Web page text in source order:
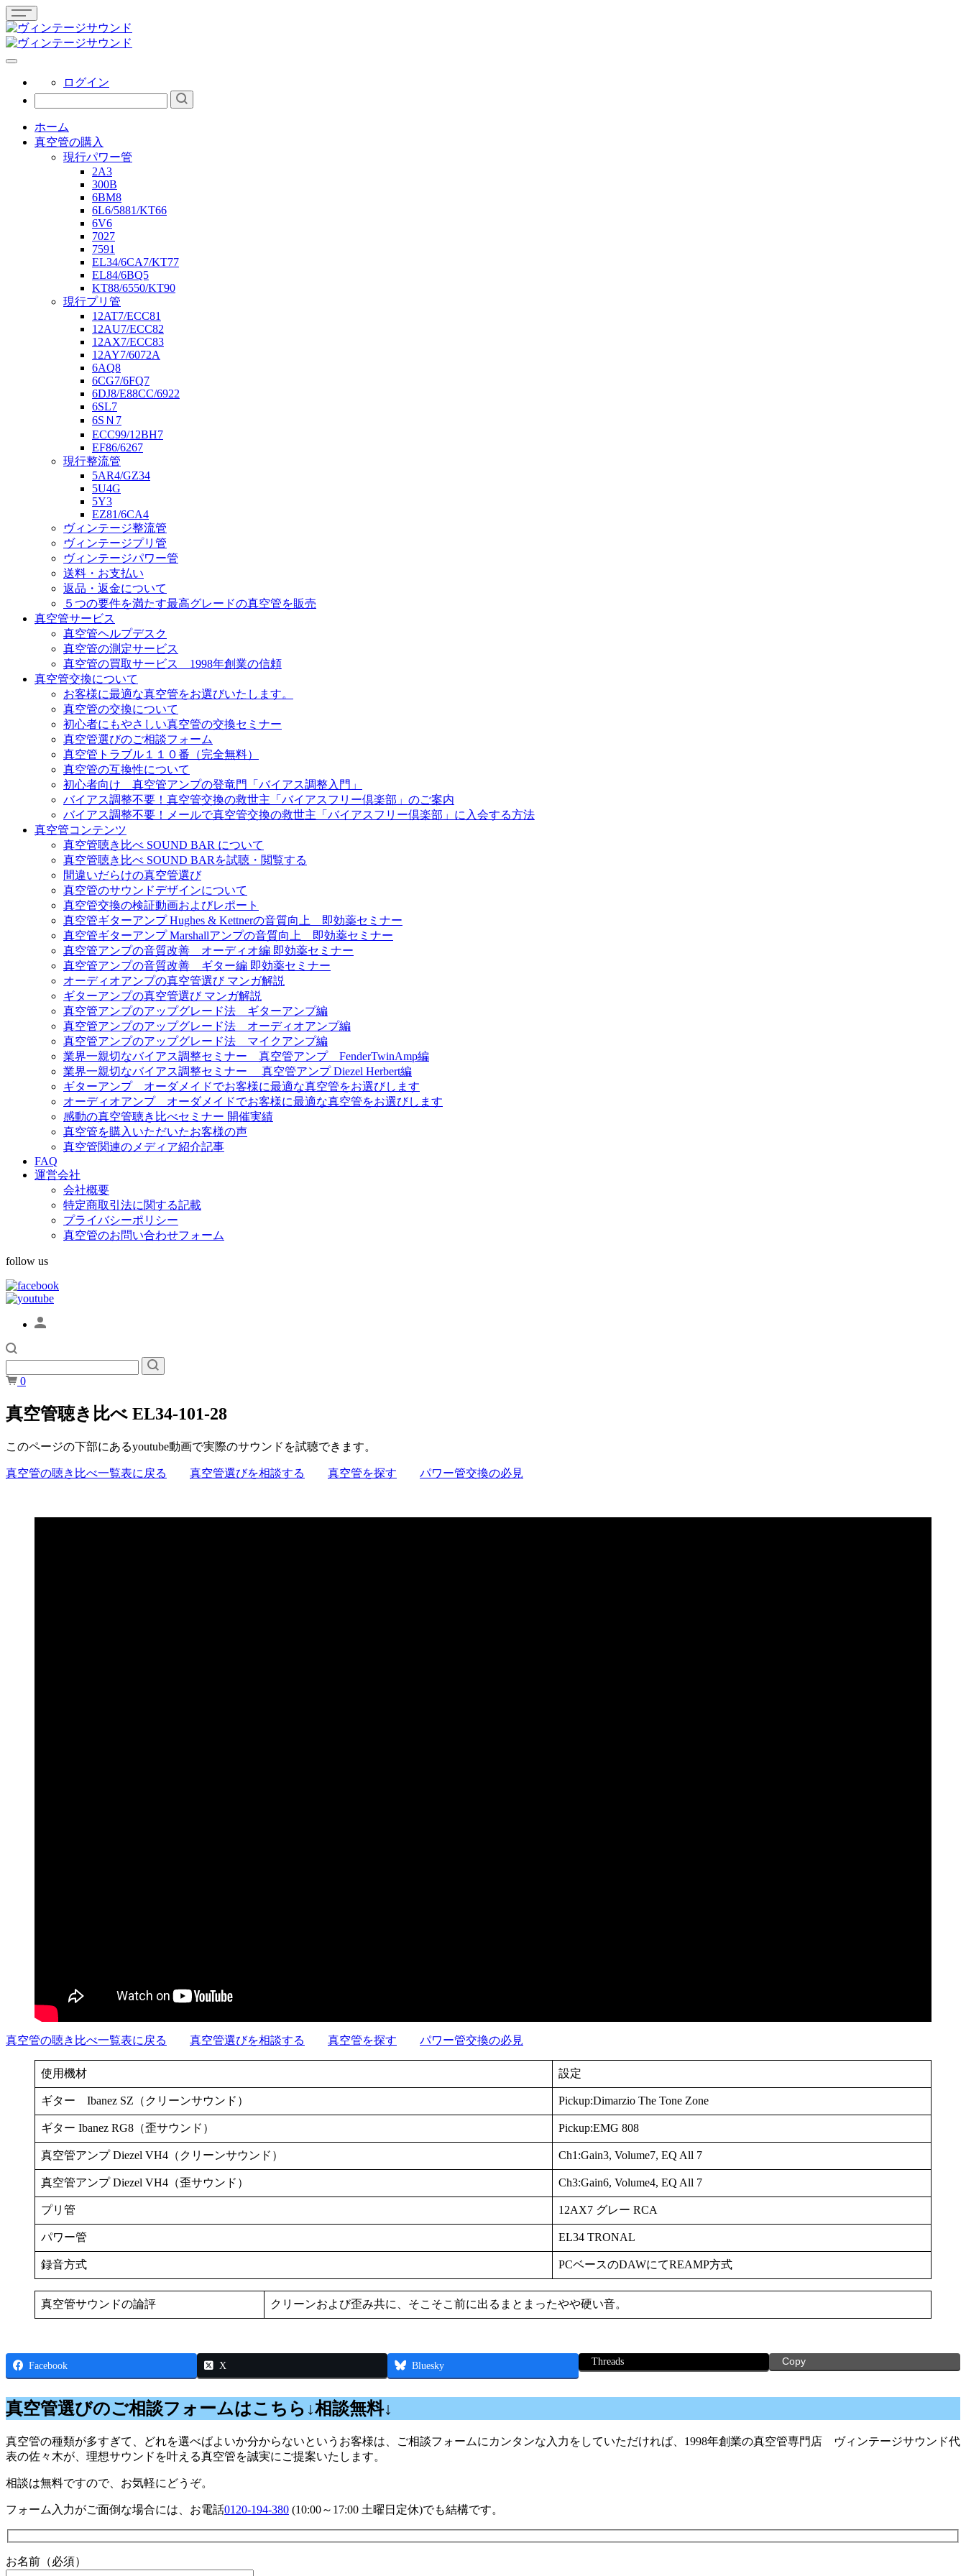
ログイン
ホーム
真空管の購入
現行パワー管
2A3
300B
6BM8
6L6/5881/KT66
6V6
7027
7591
EL34/6CA7/KT77
EL84/6BQ5
KT88/6550/KT90
現行プリ管
12AT7/ECC81
12AU7/ECC82
12AX7/ECC83
12AY7/6072A
6AQ8
6CG7/6FQ7
6DJ8/E88CC/6922
6SL7
6SＮ7
ECC99/12BH7
EF86/6267
現行整流管
5AR4/GZ34
5U4G
5Y3
EZ81/6CA4
ヴィンテージ整流管
ヴィンテージプリ管
ヴィンテージパワー管
送料・お支払い
返品・返金について
５つの要件を満たす最高グレードの真空管を販売
真空管サービス
真空管ヘルプデスク
真空管の測定サービス
真空管の買取サービス 1998年創業の信頼
真空管交換について
お客様に最適な真空管をお選びいたします。
真空管の交換について
初心者にもやさしい真空管の交換セミナー
真空管選びのご相談フォーム
真空管トラブル１１０番（完全無料）
真空管の互換性について
初心者向け 真空管アンプの登竜門「バイアス調整入門」
バイアス調整不要！真空管交換の救世主「バイアスフリー倶楽部」のご案内
バイアス調整不要！メールで真空管交換の救世主「バイアスフリー倶楽部」に入会する方法
真空管コンテンツ
真空管聴き比べ SOUND BAR について
真空管聴き比べ SOUND BARを試聴・閲覧する
間違いだらけの真空管選び
真空管のサウンドデザインについて
真空管交換の検証動画およびレポート
真空管ギターアンプ Hughes & Kettnerの音質向上 即効薬セミナー
真空管ギターアンプ Marshallアンプの音質向上 即効薬セミナー
真空管アンプの音質改善 オーディオ編 即効薬セミナー
真空管アンプの音質改善 ギター編 即効薬セミナー
オーディオアンプの真空管選び マンガ解説
ギターアンプの真空管選び マンガ解説
真空管アンプのアップグレード法 ギターアンプ編
真空管アンプのアップグレード法 オーディオアンプ編
真空管アンプのアップグレード法 マイクアンプ編
業界一親切なバイアス調整セミナー 真空管アンプ FenderTwinAmp編
業界一親切なバイアス調整セミナー 真空管アンプ Diezel Herbert編
ギターアンプ オーダメイドでお客様に最適な真空管をお選びします
オーディオアンプ オーダメイドでお客様に最適な真空管をお選びします
感動の真空管聴き比べセミナー 開催実績
真空管を購入いただいたお客様の声
真空管関連のメディア紹介記事
FAQ
運営会社
会社概要
特定商取引法に関する記載
プライバシーポリシー
真空管のお問い合わせフォーム
follow us
0
真空管聴き比べ EL34-101-28
このページの下部にあるyoutube動画で実際のサウンドを試聴できます。
真空管の聴き比べ一覧表に戻る 真空管選びを相談する 真空管を探す パワー管交換の必見
真空管の聴き比べ一覧表に戻る 真空管選びを相談する 真空管を探す パワー管交換の必見
使用機材 設定
ギター Ibanez SZ（クリーンサウンド） Pickup:Dimarzio The Tone Zone
ギター Ibanez RG8（歪サウンド） Pickup:EMG 808
真空管アンプ Diezel VH4（クリーンサウンド） Ch1:Gain3, Volume7, EQ All 7
真空管アンプ Diezel VH4（歪サウンド） Ch3:Gain6, Volume4, EQ All 7
プリ管 12AX7 グレー RCA
パワー管 EL34 TRONAL
録音方式 PCベースのDAWにてREAMP方式
真空管サウンドの論評 クリーンおよび歪み共に、そこそこ前に出るまとまったやや硬い音。
Facebook X Bluesky Threads Copy
真空管選びのご相談フォームはこちら↓相談無料↓
真空管の種類が多すぎて、どれを選べばよいか分からないというお客様は、ご相談フォームにカンタンな入力をしていただければ、1998年創業の真空管専門店 ヴィンテージサウンド代
表の佐々木が、理想サウンドを叶える真空管を誠実にご提案いたします。
相談は無料ですので、お気軽にどうぞ。
フォーム入力がご面倒な場合には、お電話0120-194-380 (10:00～17:00 土曜日定休)でも結構です。
お名前（必須）